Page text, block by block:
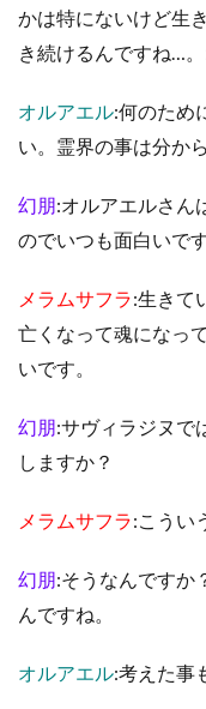
かは特にないけど生
き続けるんですね…
オルアエル:何のため
い。霊界の事は分か
幻朋:オルアエルさん
のでいつも面白いです
メラムサフラ:生きて
亡くなって魂になっ
いです。
幻朋:サヴィラジヌで
しますか？
メラムサフラ:こうい
幻朋:そうなんですか
んですね。
オルアエル:考えた事